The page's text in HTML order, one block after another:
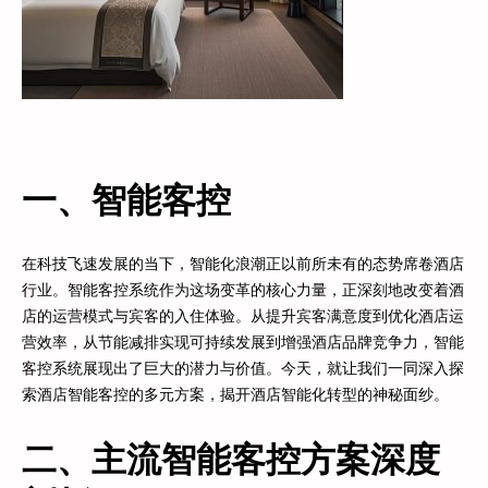
一、智能客控
在科技飞速发展的当下，智能化浪潮正以前所未有的态势席卷酒店
行业。智能客控系统作为这场变革的核心力量，正深刻地改变着酒
店的运营模式与宾客的入住体验。从提升宾客满意度到优化酒店运
营效率，从节能减排实现可持续发展到增强酒店品牌竞争力，智能
客控系统展现出了巨大的潜力与价值。今天，就让我们一同深入探
索酒店智能客控的多元方案，揭开酒店智能化转型的神秘面纱。
二、主流智能客控方案深度